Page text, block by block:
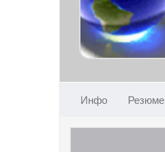
Инфо Резюме